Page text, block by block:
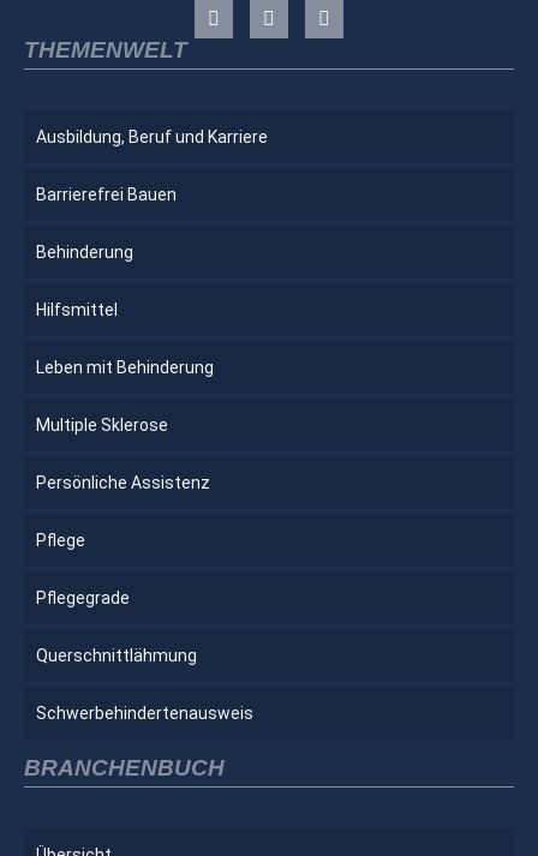
THEMENWELT
Ausbildung, Beruf und Karriere
Barrierefrei Bauen
Behinderung
Hilfsmittel
Leben mit Behinderung
Multiple Sklerose
Persönliche Assistenz
Pflege
Pflegegrade
Querschnittlähmung
Schwerbehindertenausweis
BRANCHENBUCH